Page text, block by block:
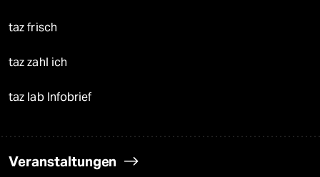
taz frisch
taz zahl ich
taz lab Infobrief
Veranstaltungen